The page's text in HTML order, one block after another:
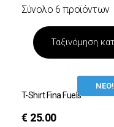
Σύνολο 6 προϊόντων
ΝΕΟ!
T-Shirt Fina Fuels
€ 25.00